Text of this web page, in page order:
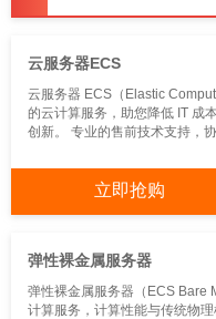
云服务器ECS
云服务器 ECS（Elastic
的云计算服务，助您降低 IT 成
创新。 专业的售前技术支持，
立即抢购
弹性裸金属服务器
弹性裸金属服务器（ECS Bare
计算服务，计算性能与传统物